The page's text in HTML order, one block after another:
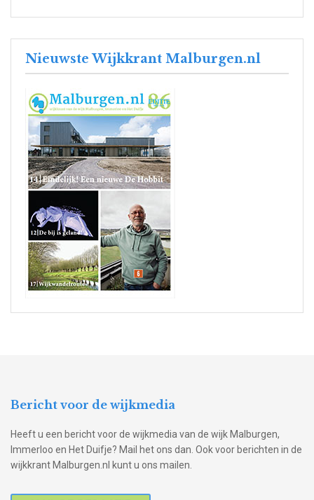
Nieuwste Wijkkrant Malburgen.nl
Bericht voor de wijkmedia
Heeft u een bericht voor de wijkmedia van de wijk Malburgen,
Immerloo en Het Duifje? Mail het ons dan. Ook voor berichten in de
wijkkrant Malburgen.nl kunt u ons mailen.